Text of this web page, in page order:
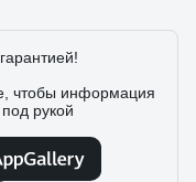
чтобы информация
рукой